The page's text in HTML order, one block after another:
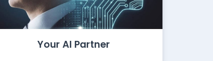
Your AI Partner